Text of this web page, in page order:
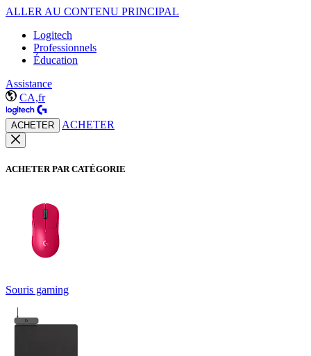
ALLER AU CONTENU PRINCIPAL
Logitech
Professionnels
Éducation
Assistance
CA,fr
ACHETER ACHETER
ACHETER PAR CATÉGORIE
Souris gaming